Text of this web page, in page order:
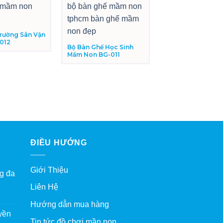
Sân Vận
Bộ Bàn Ghế Học Sinh
Mầm Non BG-011
đa
ĐIỀU HƯỚNG
Giới Thiệu
Liên Hệ
Hướng dẫn mua hàng